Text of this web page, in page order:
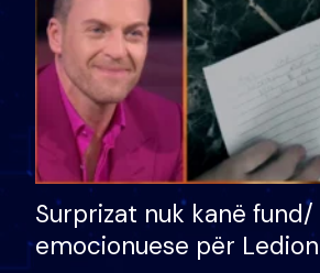
Surprizat nuk kanë fund/
emocionuese për